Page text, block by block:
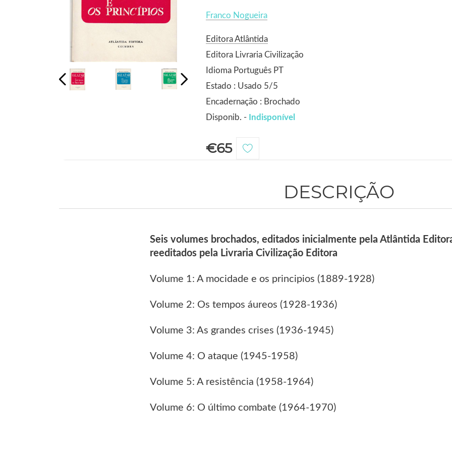
Franco Nogueira
Editora Atlântida
Editora Livraria Civilização
Idioma Português PT
Estado : Usado 5/5
Encadernação : Brochado
Disponib. - Indisponível
€65
DESCRIÇÃO
Seis volumes brochados, editados inicialmente pela Atlântida
reeditados pela Livraria Civilização Editora
Volume 1: A mocidade e os principios (1889-1928)
Volume 2: Os tempos áureos (1928-1936)
Volume 3: As grandes crises (1936-1945)
Volume 4: O ataque (1945-1958)
Volume 5: A resistência (1958-1964)
Volume 6: O último combate (1964-1970)